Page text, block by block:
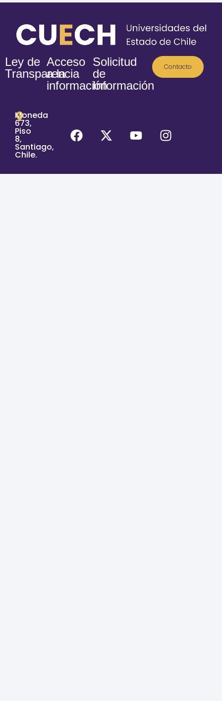
Ley de
Transparencia
Acceso
a la
información
Solicitud
de
Información
Contacto
Moneda
673,
Piso
8,
Santiago,
Chile.